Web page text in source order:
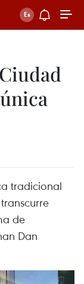
tradicional
de
Dan